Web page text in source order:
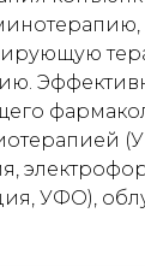
УФО),